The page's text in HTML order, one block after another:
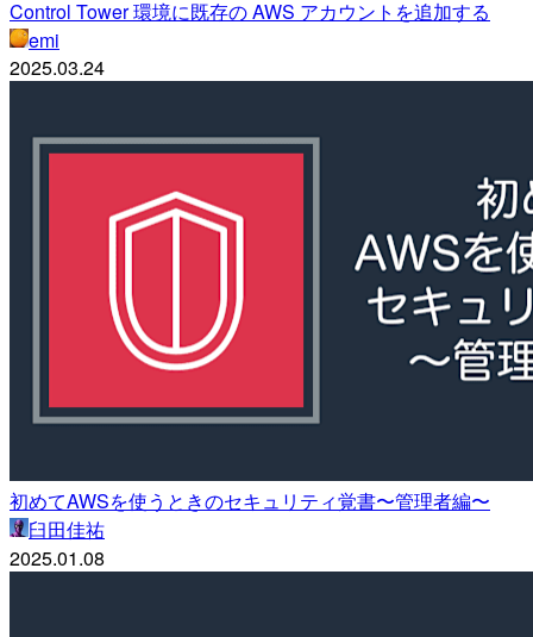
Control Tower 環境に既存の AWS アカウントを追加する
emi
2025.03.24
初めてAWSを使うときのセキュリティ覚書〜管理者編〜
臼田佳祐
2025.01.08